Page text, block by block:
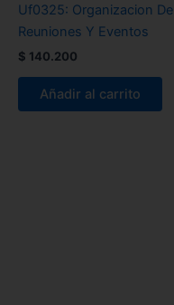
Uf0325: Organizacion De
Reuniones Y Eventos
$ 140.200
Añadir al carrito